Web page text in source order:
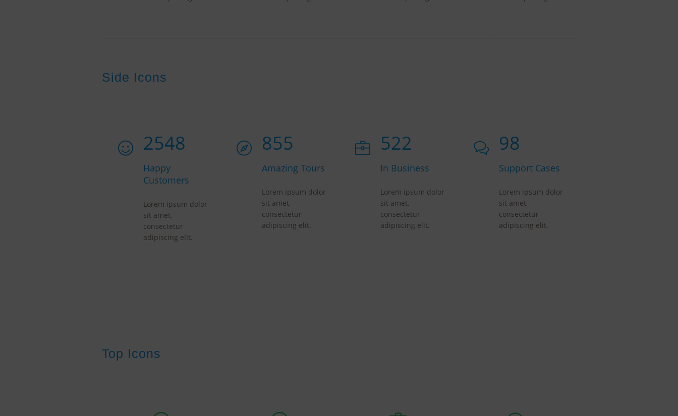
Side Icons
2548
Happy
Customers
Lorem ipsum dolor
sit amet,
consectetur
adipiscing elit.
855
Amazing Tours
Lorem ipsum dolor
sit amet,
consectetur
adipiscing elit.
573
In Business
Lorem ipsum dolor
sit amet,
consectetur
adipiscing elit.
236
Support Cases
Lorem ipsum dolor
sit amet,
consectetur
adipiscing elit.
Top Icons